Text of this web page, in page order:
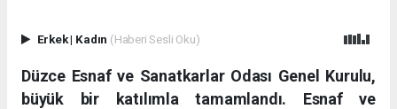
Erkek| Kadın (Haberi Sesli Oku)
Düzce Esnaf ve Sanatkarlar Odası Genel Kurulu,
büyük bir katılımla tamamlandı. Esnaf ve